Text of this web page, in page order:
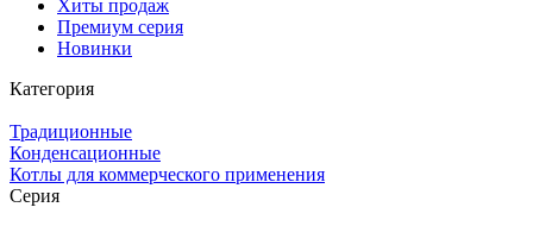
Хиты продаж
Премиум серия
Новинки
Категория
Традиционные
Конденсационные
Котлы для коммерческого применения
Серия